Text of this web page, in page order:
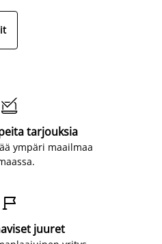

tarjouksia
ympäri maailmaa

juuret